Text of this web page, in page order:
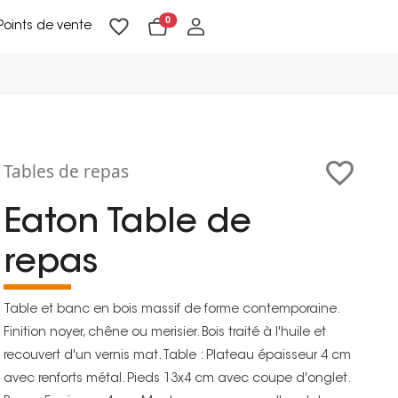
de vente 0
Tables de repas
Eaton Table de
repas
Table et banc en bois massif de forme contemporaine.
Finition noyer, chêne ou merisier. Bois traité à l'huile et
recouvert d'un vernis mat. Table : Plateau épaisseur 4 cm
avec renforts métal. Pieds 13x4 cm avec coupe d'onglet.